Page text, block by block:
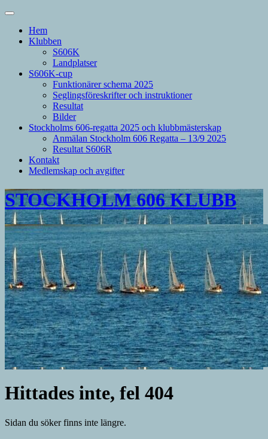
Hem
Klubben
S606K
Landplatser
S606K-cup
Funktionärer schema 2025
Seglingsföreskrifter och instruktioner
Resultat
Bilder
Stockholms 606-regatta 2025 och klubbmästerskap
Anmälan Stockholm 606 Regatta – 13/9 2025
Resultat S606R
Kontakt
Medlemskap och avgifter
STOCKHOLM 606 KLUBB
Hittades inte, fel 404
Sidan du söker finns inte längre.